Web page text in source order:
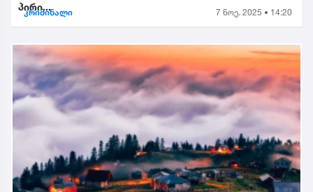
პირი...
კრიმინალი 7 ნოე. 2025 • 14:20